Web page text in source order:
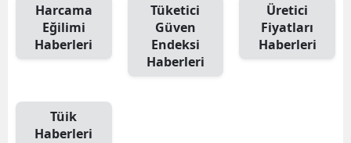
Harcama
Eğilimi
Haberleri
Tüketici
Güven
Endeksi
Haberleri
Üretici
Fiyatları
Haberleri
Tüik
Haberleri